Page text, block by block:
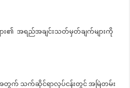
ား၏ အရည်အချင်းသတ်မှတ်ချက်များကို
က် သက်ဆိုင်ရာလုပ်ငန်းတွင် အမြဲတမ်း